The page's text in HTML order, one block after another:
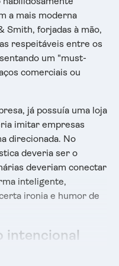
a mais moderna
Smith, forjadas à mão,
respeitáveis entre os
um "must-
comerciais ou
já possuía uma loja
imitar empresas
direcionada. No
deveria ser o
deveriam conectar
inteligente,
ironia e humor de
intencional